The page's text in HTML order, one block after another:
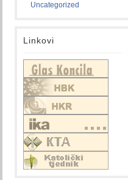
Uncategorized
Linkovi